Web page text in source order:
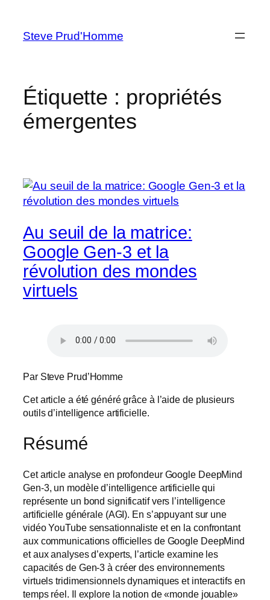
contenu
Steve Prud'Homme
Étiquette : propriétés
émergentes
Au seuil de la matrice:
Google Gen-3 et la
révolution des mondes
virtuels
Par Steve Prud’Homme
Cet article a été généré grâce à l’aide de plusieurs
outils d’intelligence artificielle.
Résumé
Cet article analyse en profondeur Google DeepMind
Gen-3, un modèle d’intelligence artificielle qui
représente un bond significatif vers l’intelligence
artificielle générale (AGI). En s’appuyant sur une
vidéo YouTube sensationnaliste et en la confrontant
aux communications officielles de Google DeepMind
et aux analyses d’experts, l’article examine les
capacités de Gen-3 à créer des environnements
virtuels tridimensionnels dynamiques et interactifs en
temps réel. Il explore la notion de «monde jouable»